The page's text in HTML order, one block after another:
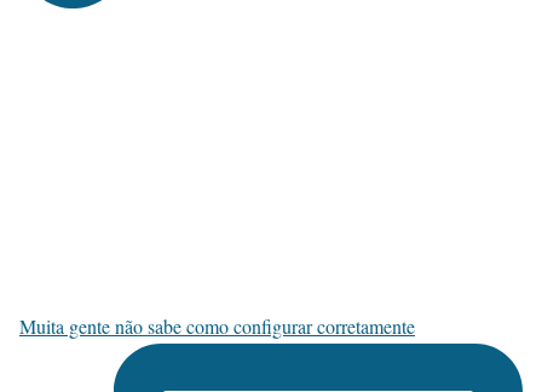
Muita gente não sabe como configurar corretamente